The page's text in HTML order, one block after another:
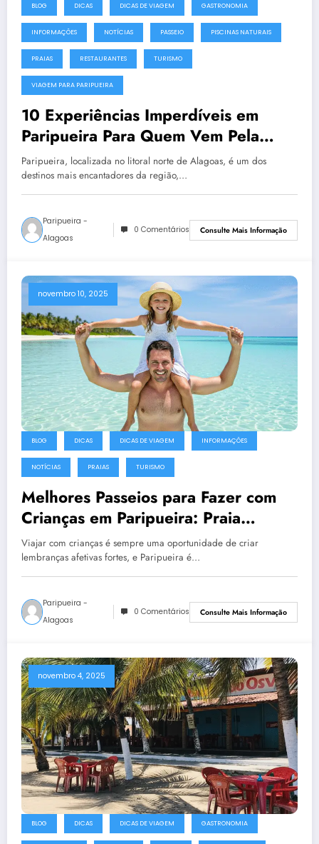
BLOG DICAS DICAS DE VIAGEM GASTRONOMIA
INFORMAÇÕES NOTÍCIAS PASSEIO PISCINAS NATURAIS
PRAIAS RESTAURANTES TURISMO
VIAGEM PARA PARIPUEIRA
10 Experiências Imperdíveis em
Paripueira Para Quem Vem Pela
Primeira Vez
Paripueira, localizada no litoral norte de Alagoas, é um dos
destinos mais encantadores da região,…
Paripueira -
Alagoas
0 Comentários Consulte Mais Informação
novembro 10, 2025
BLOG DICAS DICAS DE VIAGEM INFORMAÇÕES
NOTÍCIAS PRAIAS TURISMO
Melhores Passeios para Fazer com
Crianças em Paripueira: Praia
Segura, Piscinas Rasas e Atividades
Viajar com crianças é sempre uma oportunidade de criar
lembranças afetivas fortes, e Paripueira é…
Paripueira -
Alagoas
0 Comentários Consulte Mais Informação
novembro 4, 2025
BLOG DICAS DICAS DE VIAGEM GASTRONOMIA